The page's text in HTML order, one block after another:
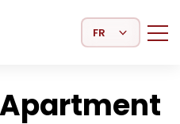
Select Language